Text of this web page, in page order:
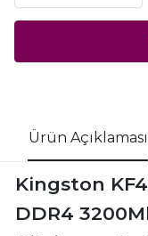
Ürün Açıklaması
Kingston
DDR4